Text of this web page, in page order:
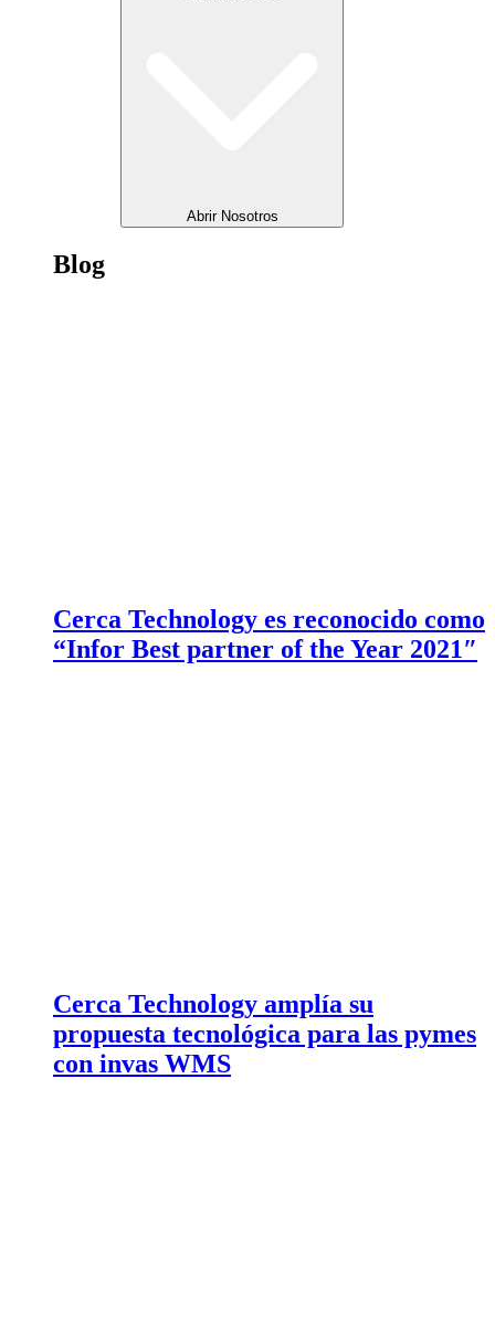
Abrir Nosotros
Blog
Cerca Technology es reconocido como
“Infor Best partner of the Year 2021″
Cerca Technology amplía su
propuesta tecnológica para las pymes
con invas WMS